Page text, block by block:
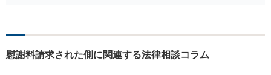
らせ行為がエスカレートする前に、一度警察に相談した方がよいかと
慰謝料請求された側に関連する法律相談コラム